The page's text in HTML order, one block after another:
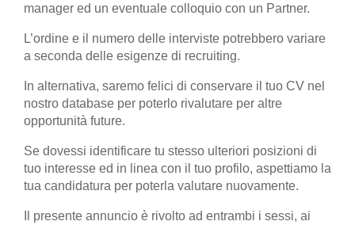
manager ed un eventuale colloquio con un Partner.
L’ordine e il numero delle interviste potrebbero variare
a seconda delle esigenze di recruiting.
In alternativa, saremo felici di conservare il tuo CV nel
nostro database per poterlo rivalutare per altre
opportunità future.
Se dovessi identificare tu stesso ulteriori posizioni di
tuo interesse ed in linea con il tuo profilo, aspettiamo la
tua candidatura per poterla valutare nuovamente.
Il presente annuncio è rivolto ad entrambi i sessi, ai